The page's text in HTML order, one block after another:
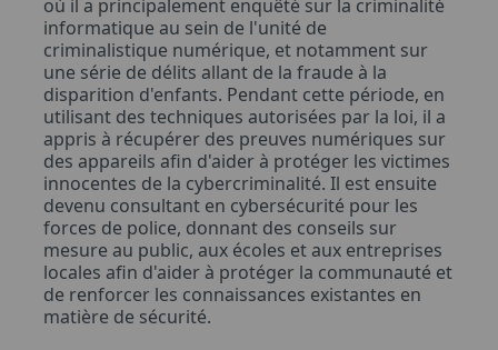
où il a principalement enquêté sur la criminalité
informatique au sein de l'unité de
criminalistique numérique, et notamment sur
une série de délits allant de la fraude à la
disparition d'enfants. Pendant cette période, en
utilisant des techniques autorisées par la loi, il a
appris à récupérer des preuves numériques sur
des appareils afin d'aider à protéger les victimes
innocentes de la cybercriminalité. Il est ensuite
devenu consultant en cybersécurité pour les
forces de police, donnant des conseils sur
mesure au public, aux écoles et aux entreprises
locales afin d'aider à protéger la communauté et
de renforcer les connaissances existantes en
matière de sécurité.